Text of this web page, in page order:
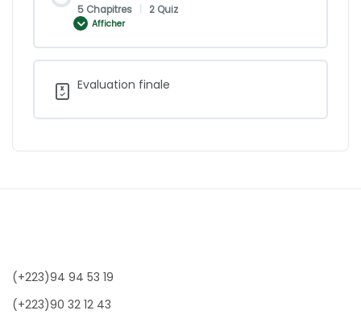
5 Chapitres 2 Quiz
Afficher
Evaluation finale
(+223)94 94 53 19
(+223)90 32 12 43